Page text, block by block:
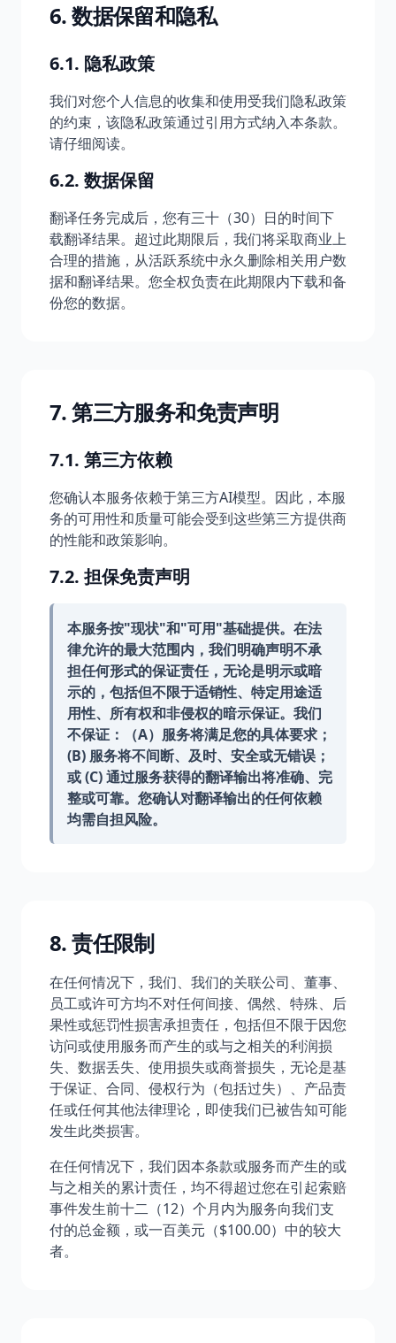
6. 数据保留和隐私
6.1. 隐私政策
我们对您个人信息的收集和使用受我们隐私政策
的约束，该隐私政策通过引用方式纳入本条款。
请仔细阅读。
6.2. 数据保留
翻译任务完成后，您有三十（30）日的时间下
载翻译结果。超过此期限后，我们将采取商业上
合理的措施，从活跃系统中永久删除相关用户数
据和翻译结果。您全权负责在此期限内下载和备
份您的数据。
7. 第三方服务和免责声明
7.1. 第三方依赖
您确认本服务依赖于第三方AI模型。因此，本服
务的可用性和质量可能会受到这些第三方提供商
的性能和政策影响。
7.2. 担保免责声明
本服务按"现状"和"可用"基础提供。在法
律允许的最大范围内，我们明确声明不承
担任何形式的保证责任，无论是明示或暗
示的，包括但不限于适销性、特定用途适
用性、所有权和非侵权的暗示保证。我们
不保证：（A）服务将满足您的具体要求；
(B) 服务将不间断、及时、安全或无错误；
或 (C) 通过服务获得的翻译输出将准确、完
整或可靠。您确认对翻译输出的任何依赖
均需自担风险。
8. 责任限制
在任何情况下，我们、我们的关联公司、董事、
员工或许可方均不对任何间接、偶然、特殊、后
果性或惩罚性损害承担责任，包括但不限于因您
访问或使用服务而产生的或与之相关的利润损
失、数据丢失、使用损失或商誉损失，无论是基
于保证、合同、侵权行为（包括过失）、产品责
任或任何其他法律理论，即使我们已被告知可能
发生此类损害。
在任何情况下，我们因本条款或服务而产生的或
与之相关的累计责任，均不得超过您在引起索赔
事件发生前十二（12）个月内为服务向我们支
付的总金额，或一百美元（$100.00）中的较大
者。